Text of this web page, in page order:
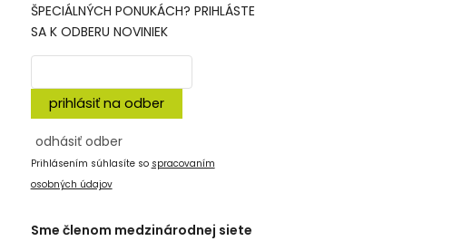
ŠPECIÁLNÝCH PONUKÁCH? PRIHLÁSTE
SA K ODBERU NOVINIEK
prihlásiť na odber
odhásiť odber
Prihlásením súhlasíte so spracovaním
osobných údajov
Sme členom medzinárodnej siete